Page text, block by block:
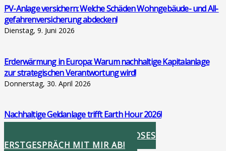
PV-Anla­ge ver­si­chern: Wel­che Schä­den Wohn­ge­bäu­de- und All­
ge­fah­ren­ver­si­che­rung abde­cken!
Dienstag, 9. Juni 2026
Erd­er­wär­mung in Euro­pa: War­um nach­hal­ti­ge Kapi­tal­an­la­ge
zur stra­te­gi­schen Ver­ant­wor­tung wird!
Donnerstag, 30. April 2026
Nach­hal­ti­ge Geld­an­la­ge trifft Earth Hour 2026!
Donnerstag, 26. März 2026
STIMMEN SIE IHR KOSTENLOSES
ERSTGESPRÄCH MIT MIR AB!